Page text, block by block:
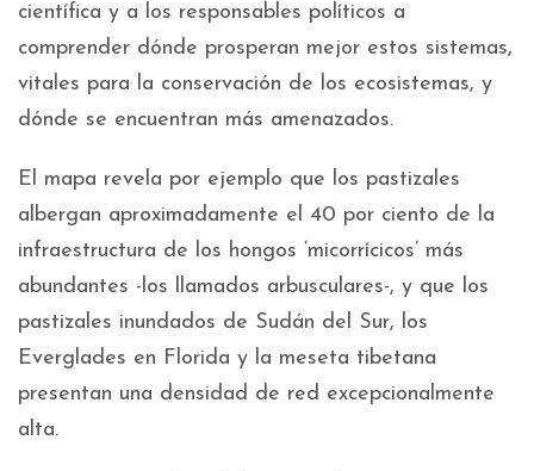
científica y a los responsables políticos a
comprender dónde prosperan mejor estos sistemas,
vitales para la conservación de los ecosistemas, y
dónde se encuentran más amenazados.
El mapa revela por ejemplo que los pastizales
albergan aproximadamente el 40 por ciento de la
infraestructura de los hongos ‘micorrícicos’ más
abundantes -los llamados arbusculares-, y que los
pastizales inundados de Sudán del Sur, los
Everglades en Florida y la meseta tibetana
presentan una densidad de red excepcionalmente
alta.